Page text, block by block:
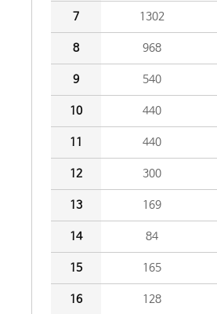
7 1302
8 968
9 540
10 440
11 440
12 300
13 169
14 84
15 165
16 128